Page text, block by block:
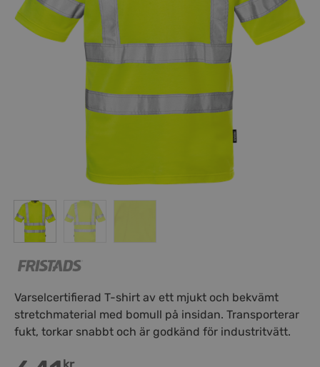
Varselcertifierad T-shirt av ett mjukt och bekvämt
stretchmaterial med bomull på insidan. Transporterar
fukt, torkar snabbt och är godkänd för industritvätt.